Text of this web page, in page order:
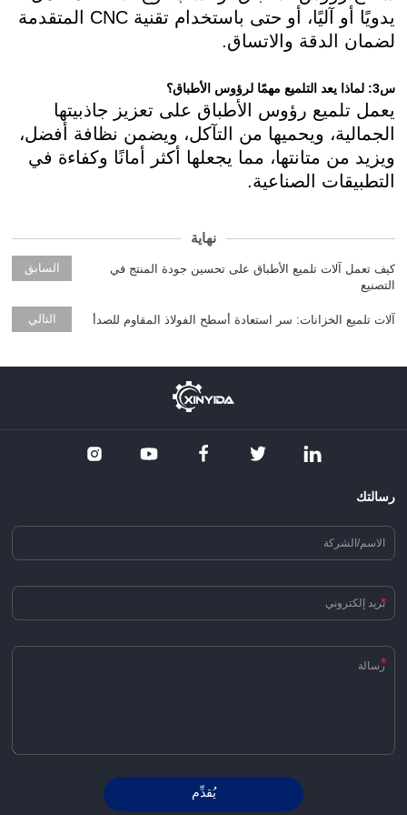
يدويًا أو آليًا، أو حتى باستخدام تقنية CNC المتقدمة
لضمان الدقة والاتساق.
س3: لماذا يعد التلميع مهمًا لرؤوس الأطباق؟
يعمل تلميع رؤوس الأطباق على تعزيز جاذبيتها
الجمالية، ويحميها من التآكل، ويضمن نظافة أفضل،
ويزيد من متانتها، مما يجعلها أكثر أمانًا وكفاءة في
التطبيقات الصناعية.
نهاية
السابق
كيف تعمل آلات تلميع الأطباق على تحسين جودة المنتج في
التصنيع
التالي آلات تلميع الخزانات: سر استعادة أسطح الفولاذ المقاوم للصدأ
رسالتك
*
*
يُقدِّم